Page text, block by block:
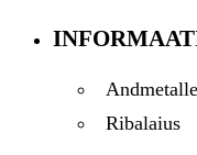
Ribalaius